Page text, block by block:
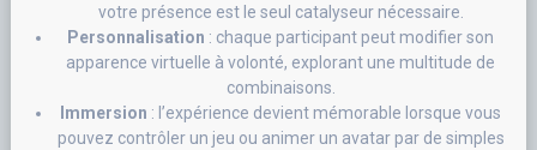
votre présence est le seul catalyseur nécessaire.
Personnalisation : chaque participant peut modifier son
apparence virtuelle à volonté, explorant une multitude de
combinaisons.
Immersion : l’expérience devient mémorable lorsque vous
pouvez contrôler un jeu ou animer un avatar par de simples